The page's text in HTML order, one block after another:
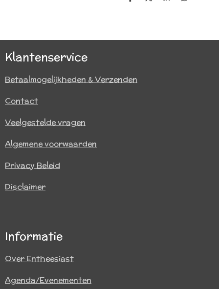
Klantenservice
Betaalmogelijkheden & Verzenden
Contact
Veelgestelde vragen
Algemene voorwaarden
Privacy Beleid
Disclaimer
Informatie
Over Entheesiast
Agenda/Evenementen